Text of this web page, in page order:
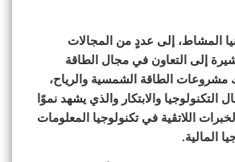
المشاط، إلى عددٍ من المجالات
إلى التعاون في مجال الطاقة
مشروعات الطاقة الشمسية والرياح،
والابتكار والذي يشهد نموًا
اللاتڤية في تكنولوجيا المعلومات
المالية.